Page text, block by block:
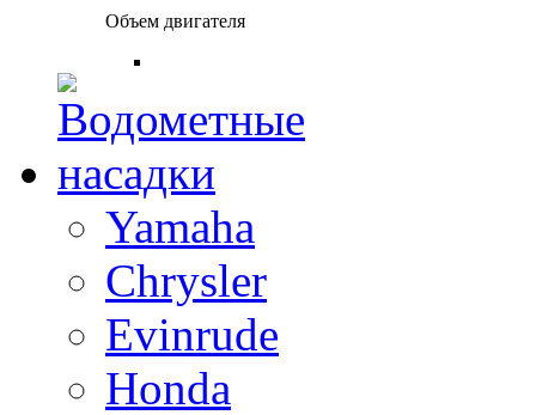
Объем двигателя
Yamaha
Chrysler
Evinrude
Honda